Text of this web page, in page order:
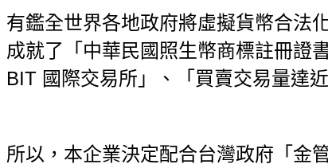
有鑑全世界各地政府將虛擬貨幣合法
成就了「中華民國照生幣商標註冊證
BIT 國際交易所」、「買賣交易量達
所以，本企業決定配合台灣政府「金